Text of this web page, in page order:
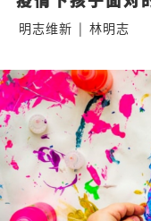
明志维新 | 林明志